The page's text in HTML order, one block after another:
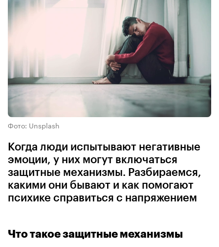
Фото: Unsplash
Когда люди испытывают негативные
эмоции, у них могут включаться
защитные механизмы. Разбираемся,
какими они бывают и как помогают
психике справиться с напряжением
Что такое защитные механизмы